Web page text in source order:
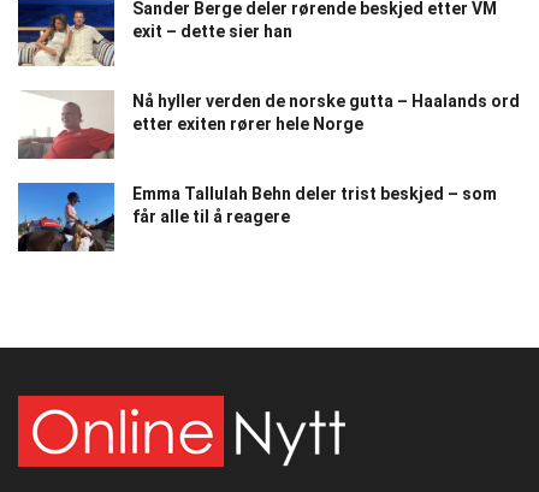
Sander Berge deler rørende beskjed etter VM
exit – dette sier han
Nå hyller verden de norske gutta – Haalands ord
etter exiten rører hele Norge
Emma Tallulah Behn deler trist beskjed – som
får alle til å reagere